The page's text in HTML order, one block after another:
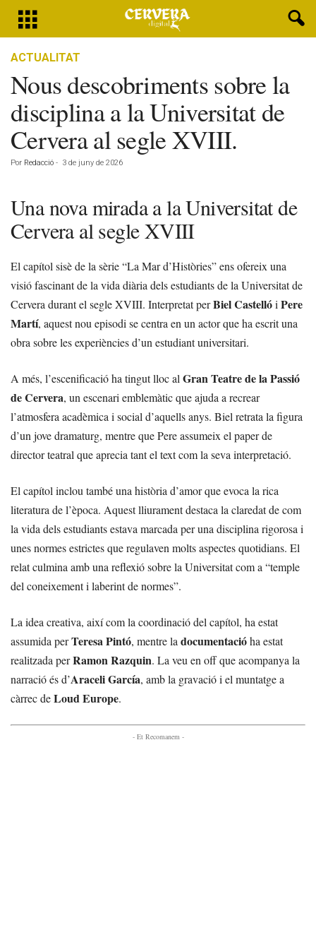
ACTUALITAT
Nous descobriments sobre la
disciplina a la Universitat de
Cervera al segle XVIII.
Por Redacció - 3 de juny de 2026
Una nova mirada a la Universitat de
Cervera al segle XVIII
El capítol sisè de la sèrie “La Mar d’Històries” ens ofereix una
visió fascinant de la vida diària dels estudiants de la Universitat de
Cervera durant el segle XVIII. Interpretat perBiel Castellói Pere
Martí, aquest nou episodi se centra en un actor que ha escrit una
obra sobre les experiències d’un estudiant universitari.
A més, l’escenificació ha tingut lloc al Gran Teatre de la Passió
de Cervera, un escenari emblemàtic que ajuda a recrear
l’atmosfera acadèmica i social d’aquells anys. Biel retrata la figura
d’un jove dramaturg, mentre que Pere assumeix el paper de
director teatral que aprecia tant el text com la seva interpretació.
El capítol inclou també una història d’amor que evoca la rica
literatura de l’època. Aquest lliurament destaca la claredat de com
la vida dels estudiants estava marcada per una disciplina rigorosa i
unes normes estrictes que regulaven molts aspectes quotidians. El
relat culmina amb una reflexió sobre la Universitat com a “temple
del coneixement i laberint de normes”.
La idea creativa, així com la coordinació del capítol, ha estat
assumida perTeresa Pintó, mentre la documentacióha estat
realitzada perRamon Razquin. La veu en off que acompanya la
narració és d’Araceli García, amb la gravació i el muntatge a
càrrec deLoud Europe.
- Et Recomanem -